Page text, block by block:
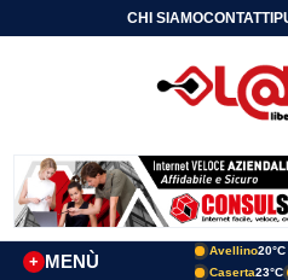
CHI SIAMOCONTATTI
MENÙ
+
Avellino20°C
Caserta23°C